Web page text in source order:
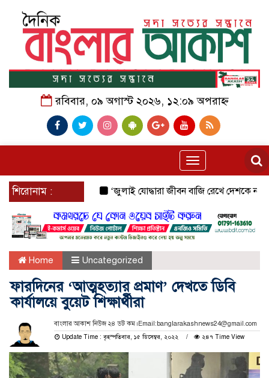
রবিবার, ০৯ অগাস্ট ২০২৬, ১২:০৯ অপরাহ্ন
Toggle
navigation
শিরোনাম : ‘জুলাই যোদ্ধারা জীবন বাজি রেখে দেশকে নতুন করে
Home Uncategorized
ফারদিনের ‘আত্মহত্যার প্রমাণ’ দেখতে ডিবি
কার্যালয়ে বুয়েট শিক্ষার্থীরা
বাংলার আকাশ নিউজ ২৪ ডট কম।Email:banglarakashnews24@gmail.com
Update Time : বৃহস্পতিবার, ১৫ ডিসেম্বর, ২০২২
২৪৭ Time View